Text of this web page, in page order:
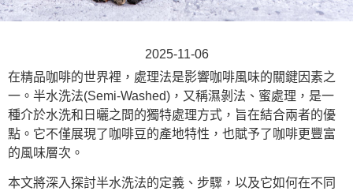
2025-11-06
在精品咖啡的世界裡，處理法是影響咖啡風味的關鍵因素之
一。半水洗法(Semi-Washed)，又稱濕剝法、蜜處理，是一
種介於水洗和日曬之間的獨特處理方式，旨在結合兩者的優
點。它不僅展現了咖啡豆的產地特性，也賦予了咖啡更豐富
的風味層次。
本文將深入探討半水洗法的定義、步驟，以及它如何在不同